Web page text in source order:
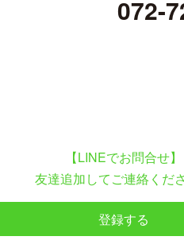
072-
【LINEでお問合せ】
友達追加してご連絡くだ
登録する